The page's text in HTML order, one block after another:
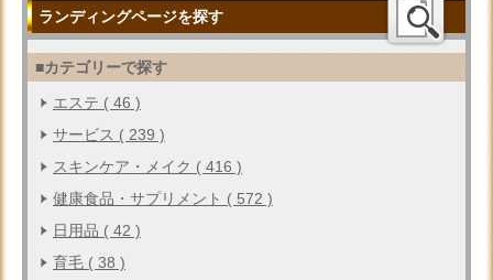
ランディングページを探す
■カテゴリーで探す
エステ ( 46 )
サービス ( 239 )
スキンケア・メイク ( 416 )
健康食品・サプリメント ( 572 )
日用品 ( 42 )
育毛 ( 38 )